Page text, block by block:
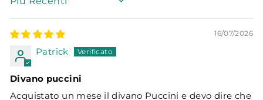
SORT BY
16/07/2026
Patrick
Divano puccini
Acquistato un mese il divano Puccini e devo dire che